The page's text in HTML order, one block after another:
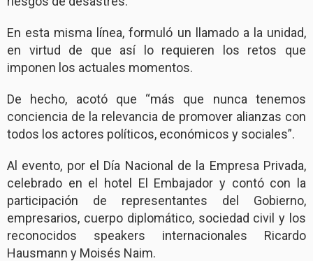
En esta misma línea, formuló un llamado a la unidad,
en virtud de que así lo requieren los retos que
imponen los actuales momentos.
De hecho, acotó que “más que nunca tenemos
conciencia de la relevancia de promover alianzas con
todos los actores políticos, económicos y sociales”.
Al evento, por el Día Nacional de la Empresa Privada,
celebrado en el hotel El Embajador y contó con la
participación de representantes del Gobierno,
empresarios, cuerpo diplomático, sociedad civil y los
reconocidos speakers internacionales Ricardo
Hausmann y Moisés Naim.